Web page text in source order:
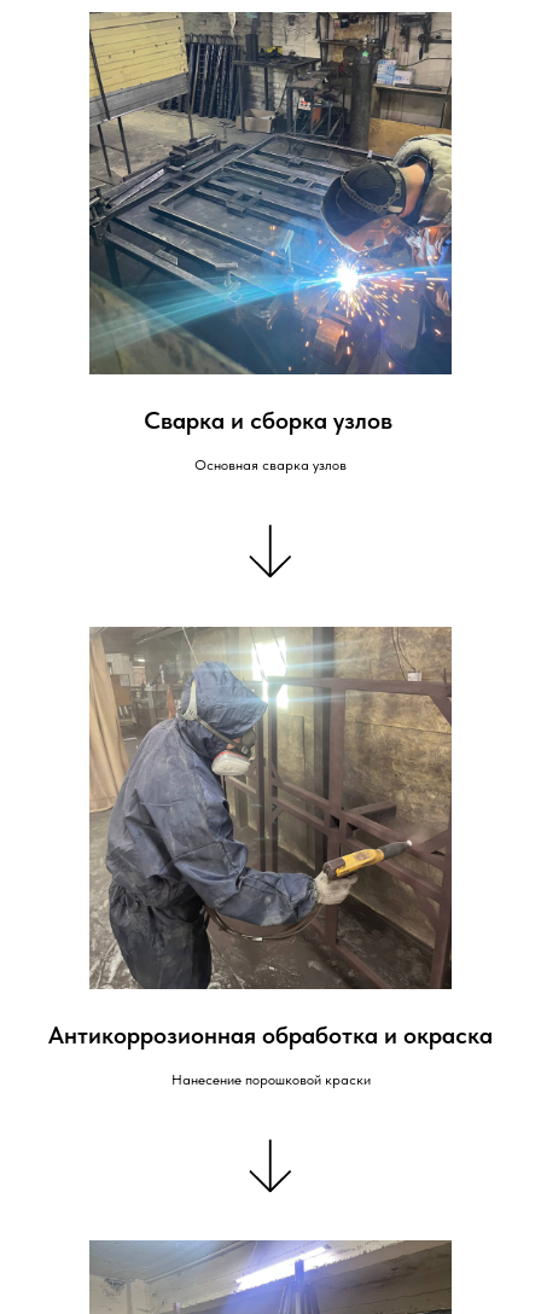
Сварка и сборка узлов
Основная сварка узлов
Антикоррозионная обработка и окраска
Нанесение порошковой краски